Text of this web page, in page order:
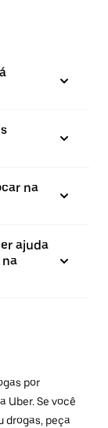
na
ajuda
por
Uber. Se você
drogas, peça